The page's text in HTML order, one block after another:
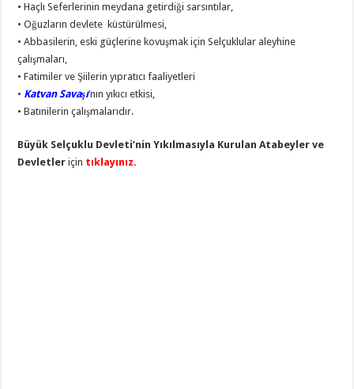
• Haçlı Seferlerinin meydana getirdiği sarsıntılar,
• Oğuzların devlete küstürülmesi,
• Abbasilerin, eski güçlerine kovuşmak için Selçuklular aleyhine
çalışmaları,
• Fatimiler ve Şiilerin yıpratıcı faaliyetleri
• Katvan Savaşı’nın yıkıcı etkisi,
• Batınilerin çalışmalarıdır.
Büyük Selçuklu Devleti’nin Yıkılmasıyla Kurulan Atabeyler ve
Devletler için tıklayınız.